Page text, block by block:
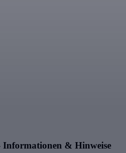
Informationen & Hinweise